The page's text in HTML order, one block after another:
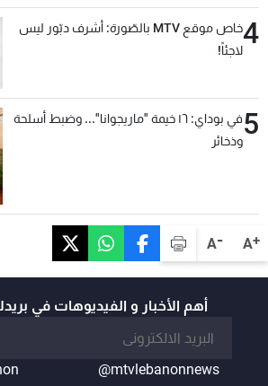
A+
A-
4
خاص موقع MTV بالصّورة: أشرف دبّور ليس
لاجئاً!
5
في بوداي: ١٦ خيمة "ماريجوانا"... وضبط أسلحة
وذخائر
أهم الأخبار و الفيديوهات في
@mtvlebanonnews